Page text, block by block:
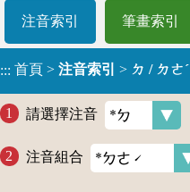
注音索引 筆畫索引
::: 首頁 > 注音索引 > ㄉ / ㄉㄜˊ
請選擇注音
注音組合